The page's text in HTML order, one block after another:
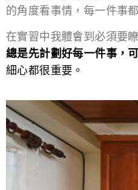
的角度看事情，每一件事
在實習中我體會到必須要
總是先計劃好每一件事，
細心都很重要。